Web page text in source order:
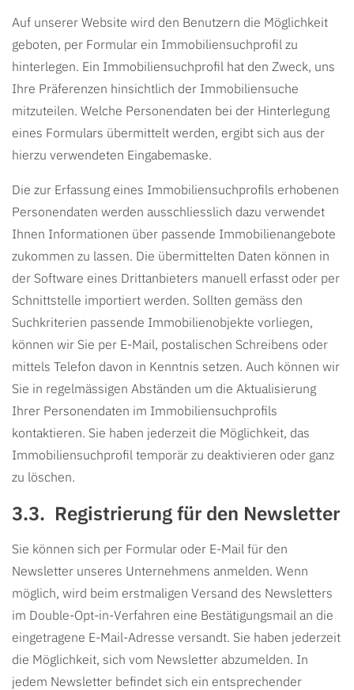
Auf unserer Website wird den Benutzern die Möglichkeit
geboten, per Formular ein Immobiliensuchprofil zu
hinterlegen. Ein Immobiliensuchprofil hat den Zweck, uns
Ihre Präferenzen hinsichtlich der Immobiliensuche
mitzuteilen. Welche Personendaten bei der Hinterlegung
eines Formulars übermittelt werden, ergibt sich aus der
hierzu verwendeten Eingabemaske.
Die zur Erfassung eines Immobiliensuchprofils erhobenen
Personendaten werden ausschliesslich dazu verwendet
Ihnen Informationen über passende Immobilienangebote
zukommen zu lassen. Die übermittelten Daten können in
der Software eines Drittanbieters manuell erfasst oder per
Schnittstelle importiert werden. Sollten gemäss den
Suchkriterien passende Immobilienobjekte vorliegen,
können wir Sie per E-Mail, postalischen Schreibens oder
mittels Telefon davon in Kenntnis setzen. Auch können wir
Sie in regelmässigen Abständen um die Aktualisierung
Ihrer Personendaten im Immobiliensuchprofils
kontaktieren. Sie haben jederzeit die Möglichkeit, das
Immobiliensuchprofil temporär zu deaktivieren oder ganz
zu löschen.
Registrierung für den Newsletter
Sie können sich per Formular oder E-Mail für den
Newsletter unseres Unternehmens anmelden. Wenn
möglich, wird beim erstmaligen Versand des Newsletters
im Double-Opt-in-Verfahren eine Bestätigungsmail an die
eingetragene E-Mail-Adresse versandt. Sie haben jederzeit
die Möglichkeit, sich vom Newsletter abzumelden. In
jedem Newsletter befindet sich ein entsprechender